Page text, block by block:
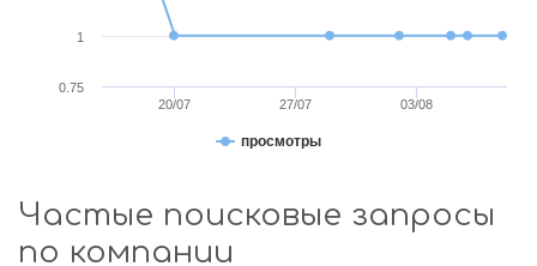
просмотры
20/07 27/07 03/08
0.75
1
Частые поисковые запросы
по компании